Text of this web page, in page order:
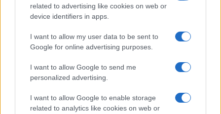
related to advertising like cookies on web or
device identifiers in apps.
I want to allow my user data to be sent to
Google for online advertising purposes.
I want to allow Google to send me
personalized advertising.
I want to allow Google to enable storage
related to analytics like cookies on web or